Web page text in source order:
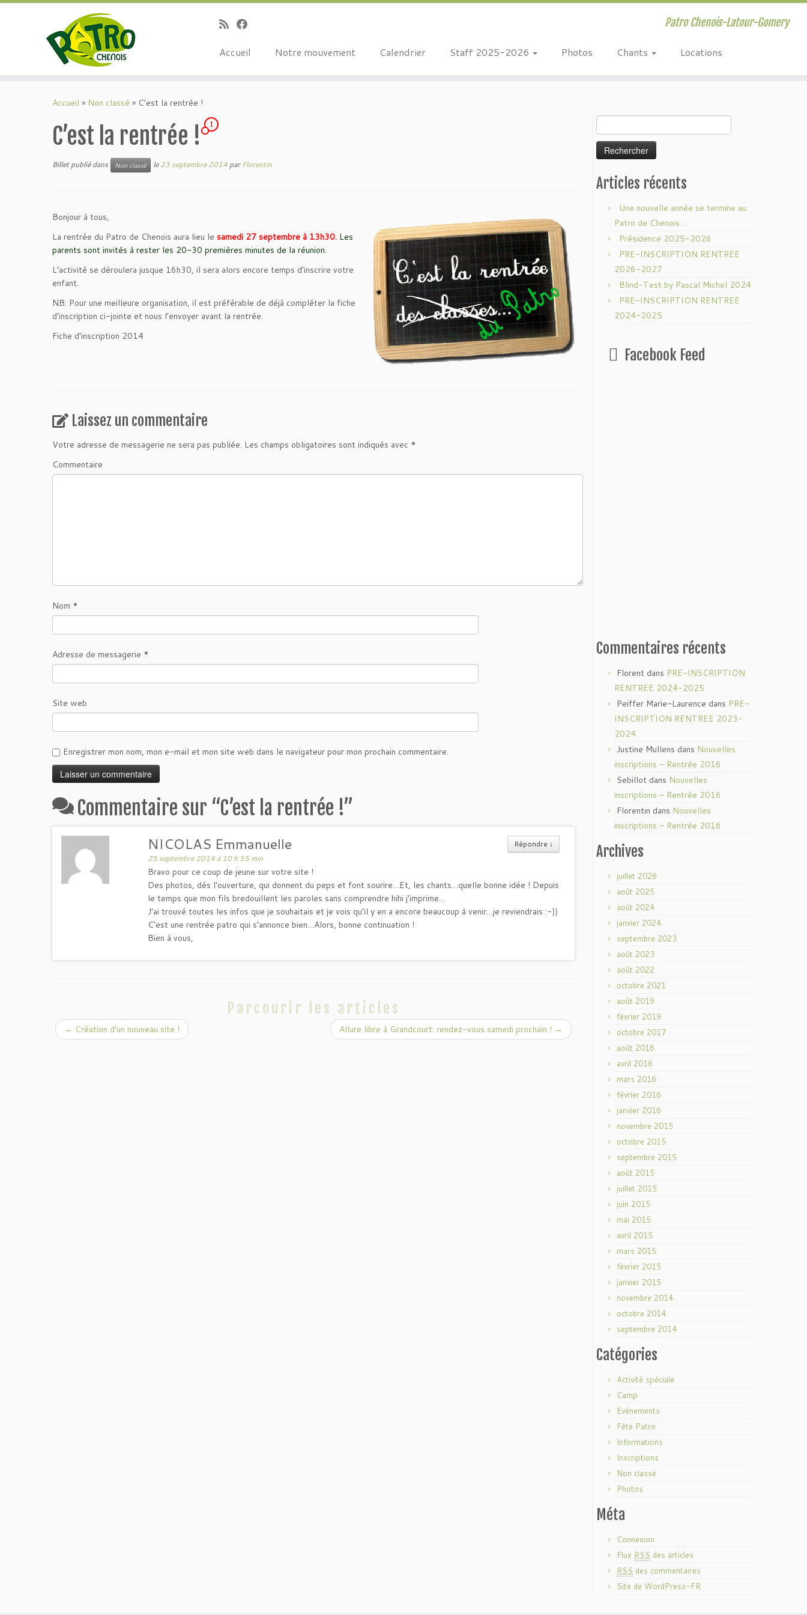
Passer
Patro Chenois-Latour-Gomery
Accueil Notre mouvement Calendrier Staff 2025-2026 Photos Chants Locations
Accueil » Non classé » C’est la rentrée !
C’est la rentrée ! 1
Billet publié dans Non classé le23 septembre 2014 parFlorentin
Bonjour à tous,
La rentrée du Patro de Chenois aura lieu le samedi 27 septembre à 13h30. Les
parents sont invités à rester les 20-30 premières minutes de la réunion.
L’activité se déroulera jusque 16h30, il sera alors encore temps d’inscrire votre
enfant.
NB: Pour une meilleure organisation, il est préférable de déjà compléter la fiche
d’inscription ci-jointe et nous l’envoyer avant la rentrée.
Fiche d’inscription 2014
Laissez un commentaire
Votre adresse de messagerie ne sera pas publiée. Les champs obligatoires sont indiqués avec *
Commentaire
Nom *
Adresse de messagerie *
Site web
Enregistrer mon nom, mon e-mail et mon site web dans le navigateur pour mon prochain commentaire.
Commentaire sur “C’est la rentrée !”
Répondre ↓
NICOLAS Emmanuelle
25 septembre 2014 à 10 h 55 min
Bravo pour ce coup de jeune sur votre site !
Des photos, dés l’ouverture, qui donnent du peps et font sourire…Et, les chants…quelle bonne idée ! Depuis
le temps que mon fils bredouillent les paroles sans comprendre hihi j’imprime…
J’ai trouvé toutes les infos que je souhaitais et je vois qu’il y en a encore beaucoup à venir…je reviendrais :-))
C’est une rentrée patro qui s’annonce bien…Alors, bonne continuation !
Bien à vous,
Parcourir les articles
← Création d’un nouveau site ! Allure libre à Grandcourt: rendez-vous samedi prochain ! →
Articles récents
Une nouvelle année se termine au
Patro de Chenois…
Présidence 2025-2026
PRE-INSCRIPTION RENTREE
2026-2027
Blind-Test by Pascal Michel 2024
PRE-INSCRIPTION RENTREE
2024-2025
Facebook Feed
Commentaires récents
Florent dans PRE-INSCRIPTION
RENTREE 2024-2025
Peiffer Marie-Laurence dans PRE-
INSCRIPTION RENTREE 2023-
2024
Justine Mullens dans Nouvelles
inscriptions – Rentrée 2016
Sebillot dans Nouvelles
inscriptions – Rentrée 2016
Florentin dans Nouvelles
inscriptions – Rentrée 2016
Archives
juillet 2026
août 2025
août 2024
janvier 2024
septembre 2023
août 2023
août 2022
octobre 2021
août 2019
février 2019
octobre 2017
août 2016
avril 2016
mars 2016
février 2016
janvier 2016
novembre 2015
octobre 2015
septembre 2015
août 2015
juillet 2015
juin 2015
mai 2015
avril 2015
mars 2015
février 2015
janvier 2015
novembre 2014
octobre 2014
septembre 2014
Catégories
Activité spéciale
Camp
Evénements
Fête Patro
Informations
Inscriptions
Non classé
Photos
Méta
Connexion
Flux RSS des articles
RSS des commentaires
Site de WordPress-FR